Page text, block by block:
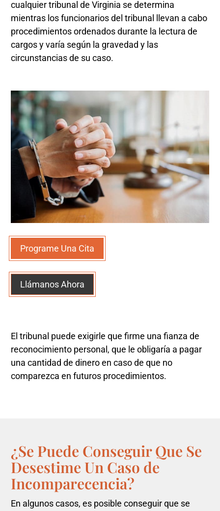
cualquier tribunal de Virginia se determina
mientras los funcionarios del tribunal llevan a cabo
procedimientos ordenados durante la lectura de
cargos y varía según la gravedad y las
circunstancias de su caso.
Programe Una Cita
Llámanos Ahora
El tribunal puede exigirle que firme una fianza de
reconocimiento personal, que le obligaría a pagar
una cantidad de dinero en caso de que no
comparezca en futuros procedimientos.
¿Se Puede Conseguir Que Se
Desestime Un Caso de
Incomparecencia?
En algunos casos, es posible conseguir que se